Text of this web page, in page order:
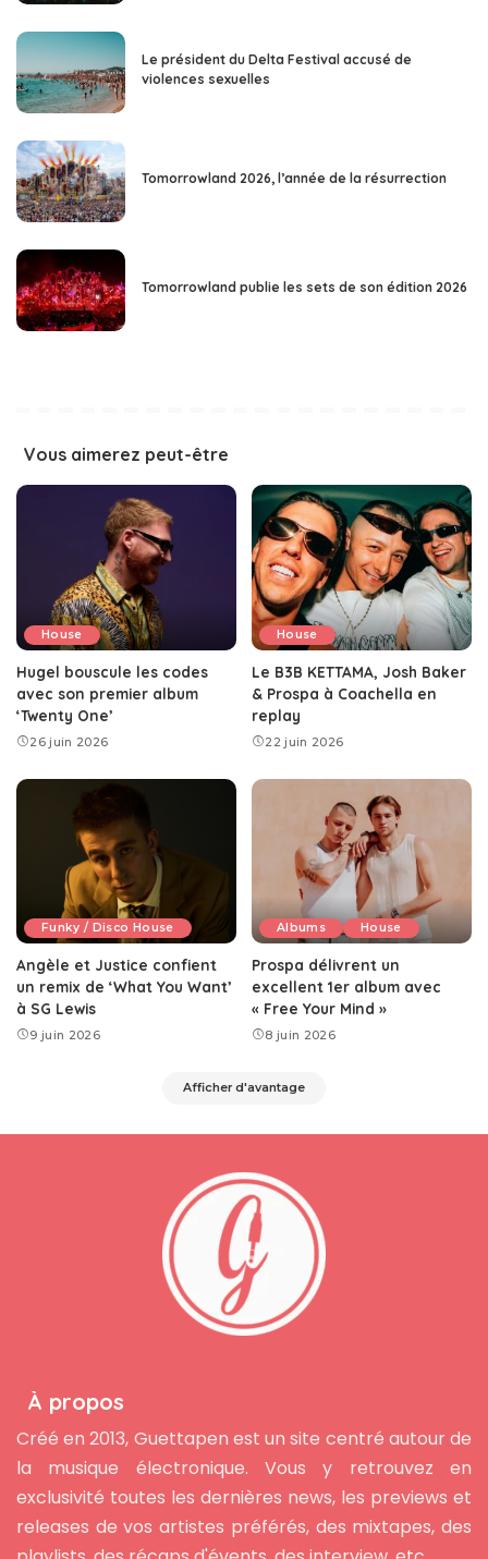
Le président du Delta Festival accusé de
violences sexuelles
Tomorrowland 2026, l’année de la résurrection
Tomorrowland publie les sets de son édition 2026
Vous aimerez peut-être
House
Hugel bouscule les codes
avec son premier album
‘Twenty One’
26 juin 2026
House
Le B3B KETTAMA, Josh Baker
& Prospa à Coachella en
replay
22 juin 2026
Funky / Disco House
Angèle et Justice confient
un remix de ‘What You Want’
à SG Lewis
9 juin 2026
Albums House
Prospa délivrent un
excellent 1er album avec
« Free Your Mind »
8 juin 2026
Afficher d'avantage
À propos
Créé en 2013, Guettapen est un site centré autour de
la musique électronique. Vous y retrouvez en
exclusivité toutes les dernières news, les previews et
releases de vos artistes préférés, des mixtapes, des